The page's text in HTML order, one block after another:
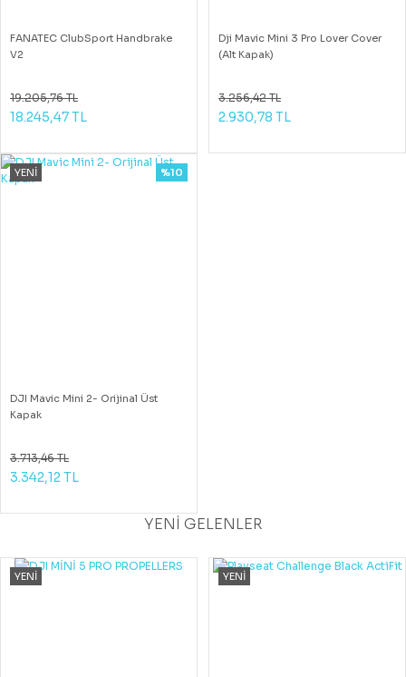
FANATEC ClubSport Handbrake
V2
19.205,76 TL
18.245,47 TL
Dji Mavic Mini 3 Pro Lover Cover
(Alt Kapak)
3.256,42 TL
2.930,78 TL
YENİ
DJI Mavic Mini 2- Orijinal Üst
Kapak
%10
3.713,46 TL
3.342,12 TL
YENİ GELENLER
YENİ YENİ